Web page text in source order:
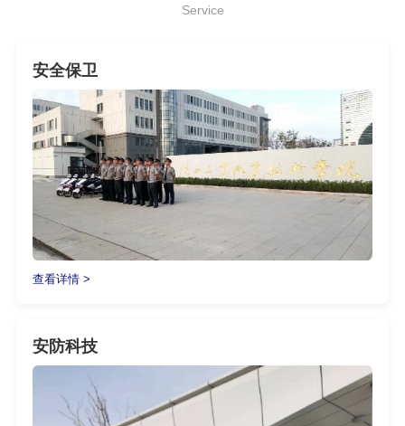
Service
安全保卫
查看详情 >
安防科技